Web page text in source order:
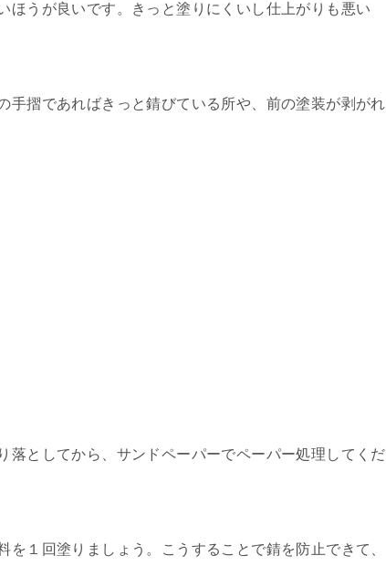
ほうが良いです。きっと塗りにくいし仕上がりも悪い
手摺であればきっと錆びている所や、前の塗装が剥がれ
落としてから、サンドペーパーでペーパー処理してくだ
１回塗りましょう。こうすることで錆を防止できて、